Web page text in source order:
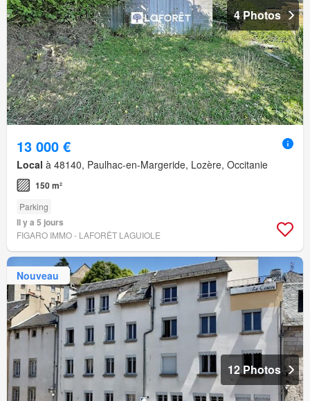
4 Photos
13 000 €
Local à 48140, Paulhac-en-Margeride, Lozère, Occitanie
150 m²
Parking
Il y a 5 jours
FIGARO IMMO - LAFORÊT LAGUIOLE
Nouveau
12 Photos